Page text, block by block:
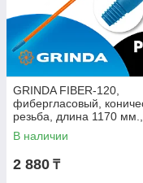
GRINDA FIBER-120,
фибергласовый,
резьба, длина 1170 мм.,
черенок для щеток
В наличии
2 880 ₸